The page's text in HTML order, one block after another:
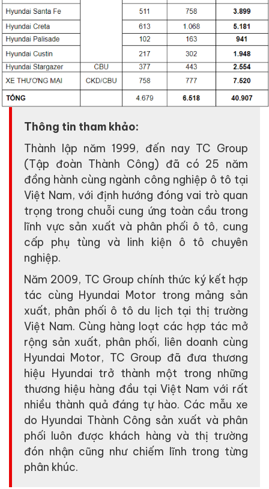
Thông tin tham khảo:
Thành lập năm 1999, đến nay TC Group
(Tập đoàn Thành Công) đã có 25 năm
đồng hành cùng ngành công nghiệp ô tô tại
Việt Nam, với định hướng đóng vai trò quan
trọng trong chuỗi cung ứng toàn cầu trong
lĩnh vực sản xuất và phân phối ô tô, cung
cấp phụ tùng và linh kiện ô tô chuyên
nghiệp.
Năm 2009, TC Group chính thức ký kết hợp
tác cùng Hyundai Motor trong mảng sản
xuất, phân phối ô tô du lịch tại thị trường
Việt Nam. Cùng hàng loạt các hợp tác mở
rộng sản xuất, phân phối, liên doanh cùng
Hyundai Motor, TC Group đã đưa thương
hiệu Hyundai trở thành một trong những
thương hiệu hàng đầu tại Việt Nam với rất
nhiều thành quả đáng tự hào. Các mẫu xe
do Hyundai Thành Công sản xuất và phân
phối luôn được khách hàng và thị trường
đón nhận cũng như chiếm lĩnh trong từng
phân khúc.